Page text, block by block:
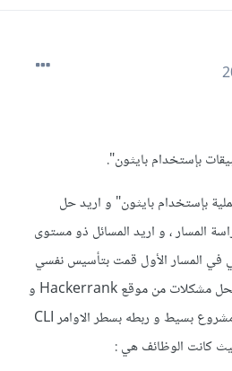
بإستخدام بايثون".
بإستخدام بايثون" و اريد حل
المسار ، و اريد المسائل ذو مستوى
في المسار الأول قمت بتأسيس نفسي
بشكل جيد حيث كنت اقوم بحل مشكلات من موقع Hackerrank و
من Chatgpt و قمت بعمل مشروع بسيط و ربطه بسطر الاوامر CLI
كانت الوظائف هي